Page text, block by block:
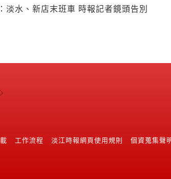
淡水、新店末班車 時報記者鏡頭告別
工作流程 淡江時報網頁使用規則 個資蒐集聲